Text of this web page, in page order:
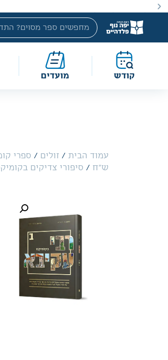
באתר מוצעים מוצרים במחירים נמוכים
קודש מועדים
עמוד הבית / זולים / ספרי
ש"ח / סיפורי צדיקים